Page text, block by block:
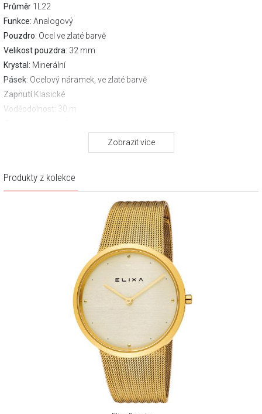
Průměr 1L22
Funkce: Analogový
Pouzdro: Ocel ve zlaté barvě
Velikost pouzdra: 32 mm
Krystal : Minerální
Pásek: Ocelový náramek, ve zlaté barvě
Zapnutí Klasické
Voděodolnost: 30 m
Zobrazit více
Produkty z kolekce